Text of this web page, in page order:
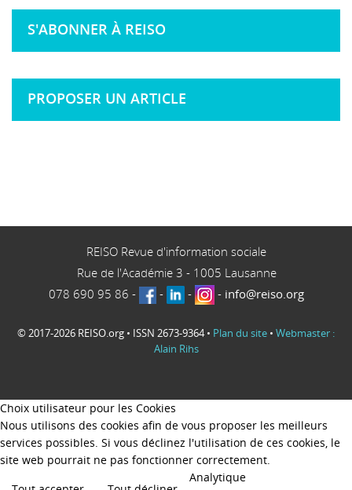
S'ABONNER À REISO
PROPOSER UN ARTICLE
REISO Revue d'information sociale
Rue de l'Académie 3 - 1005 Lausanne
078 690 95 86 - - - - info@reiso.org
© 2017-2026 REISO.org • ISSN 2673-9364 • Plan du site • Webmaster :
Alain Rihs
Choix utilisateur pour les Cookies
Nous utilisons des cookies afin de vous proposer les meilleurs
services possibles. Si vous déclinez l'utilisation de ces cookies, le
site web pourrait ne pas fonctionner correctement.
Analytique